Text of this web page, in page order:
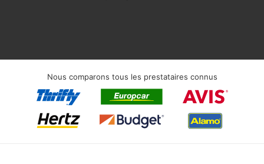
Nous comparons tous les prestataires connus